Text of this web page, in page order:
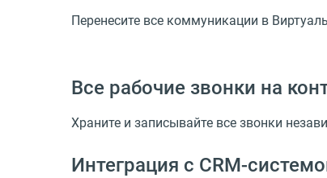
Перенесите все коммуникации в
Все рабочие звонки на
Храните и записывайте все звонки
Интеграция с CRM-